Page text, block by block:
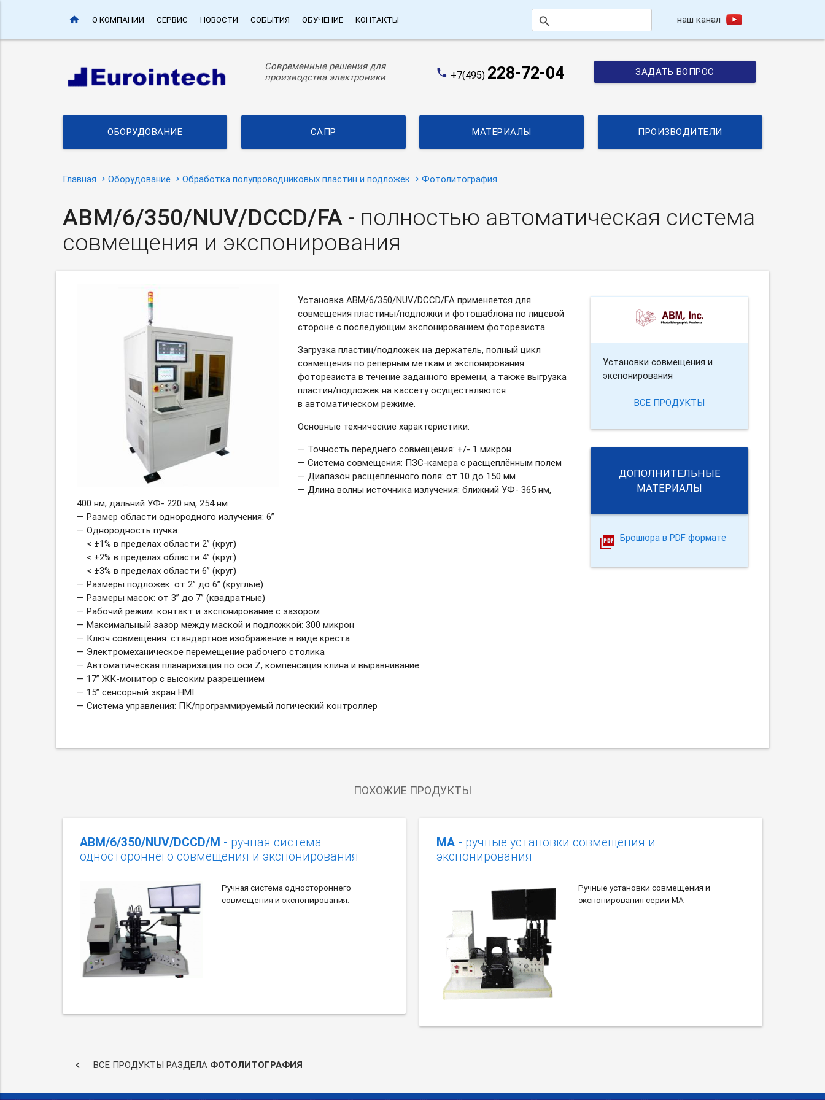
home О КОМПАНИИ СЕРВИС НОВОСТИ СОБЫТИЯ ОБУЧЕНИЕ КОНТАКТЫ search наш канал
Современные решения для
производства электроники
phone +7(495) 228-72-04 ЗАДАТЬ ВОПРОС
ОБОРУДОВАНИЕ САПР МАТЕРИАЛЫ ПРОИЗВОДИТЕЛИ
Главная Оборудование Обработка полупроводниковых пластин и подложек Фотолитография
ABM/6/350/NUV/DCCD/FA - полностью автоматическая система
совмещения и экспонирования
Установка ABM/6/350/NUV/DCCD/FA применяется для
совмещения пластины/подложки и фотошаблона по лицевой
стороне с последующим экспонированием фоторезиста.
Загрузка пластин/подложек на держатель, полный цикл
совмещения по реперным меткам и экспонирования
фоторезиста в течение заданного времени, а также выгрузка
пластин/подложек на кассету осуществляются
в автоматическом режиме.
Основные технические характеристики:
— Точность переднего совмещения: +/- 1 микрон
— Система совмещения: ПЗС-камерас расщеплённым полем
— Диапазон расщеплённого поля: от 10 до 150 мм
— Длина волны источника излучения: ближний УФ- 365 нм,
400 нм; дальний УФ- 220 нм, 254 нм
— Размер области однородного излучения: 6”
— Однородность пучка:
< ±1% в пределах области 2” (круг)
< ±2% в пределах области 4” (круг)
< ±3% в пределах области 6” (круг)
— Размеры подложек: от 2” до 6” (круглые)
— Размеры масок: от 3” до 7” (квадратные)
— Рабочий режим: контакт и экспонирование с зазором
— Максимальный зазор между маской и подложкой: 300 микрон
— Ключ совмещения: стандартное изображение в виде креста
— Электромеханическое перемещение рабочего столика
— Автоматическая планаризация по оси Z, компенсация клина и выравнивание.
— 17” ЖК-монитор с высоким разрешением
— 15” сенсорный экран HMI.
— Система управления: ПК/программируемый логический контроллер
Установки совмещения и
экспонирования
ВСЕ ПРОДУКТЫ
ДОПОЛНИТЕЛЬНЫЕ
МАТЕРИАЛЫ
Брошюра в PDF формате
ПОХОЖИЕ ПРОДУКТЫ
ABM/6/350/NUV/DCCD/M - ручная система
одностороннего совмещения и экспонирования
Ручная система одностороннего
совмещения и экспонирования.
MA - ручные установки совмещения и
экспонирования
Ручные установки совмещения и
экспонирования серии MA
keyboard_arrow_left ВСЕ ПРОДУКТЫ РАЗДЕЛА ФОТОЛИТОГРАФИЯ